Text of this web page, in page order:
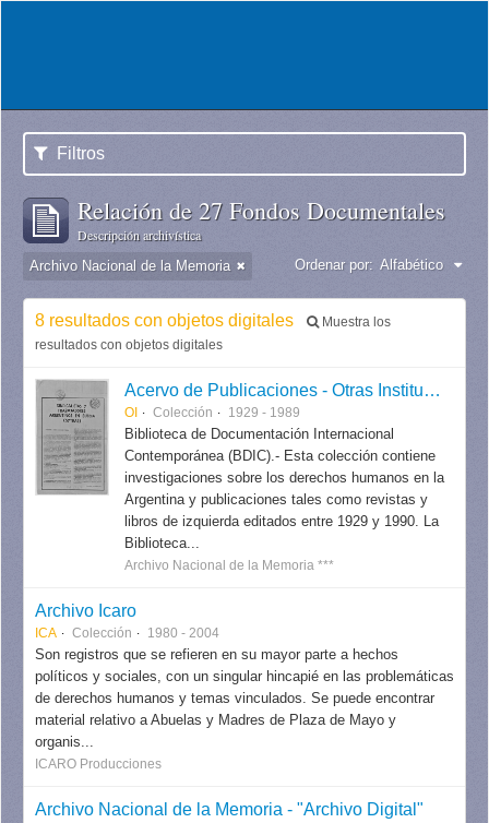
Filtros
Relación de 27 Fondos Documentales
Descripción archivística
Archivo Nacional de la Memoria Ordenar por: Alfabético
8 resultados con objetos digitales
Muestra los
resultados con objetos digitales
Acervo de Publicaciones - Otras Instituciones
OI Colección 1929 - 1989
Biblioteca de Documentación Internacional
Contemporánea (BDIC).- Esta colección contiene
investigaciones sobre los derechos humanos en la
Argentina y publicaciones tales como revistas y
libros de izquierda editados entre 1929 y 1990. La
Biblioteca...
Archivo Nacional de la Memoria ***
Archivo Icaro
ICA Colección 1980 - 2004
Son registros que se refieren en su mayor parte a hechos
políticos y sociales, con un singular hincapié en las problemáticas
de derechos humanos y temas vinculados. Se puede encontrar
material relativo a Abuelas y Madres de Plaza de Mayo y
organis...
ICARO Producciones
Archivo Nacional de la Memoria - "Archivo Digital"